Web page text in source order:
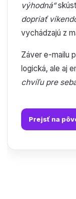
výhodná“
dopriať
vychádzajú z
Záver e-mailu
logická, ale aj
chvíľu pre
Prejsť na